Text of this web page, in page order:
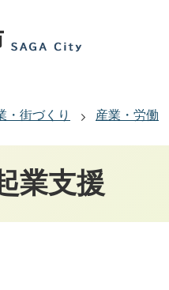
・街づくり 産業・労働
業支援